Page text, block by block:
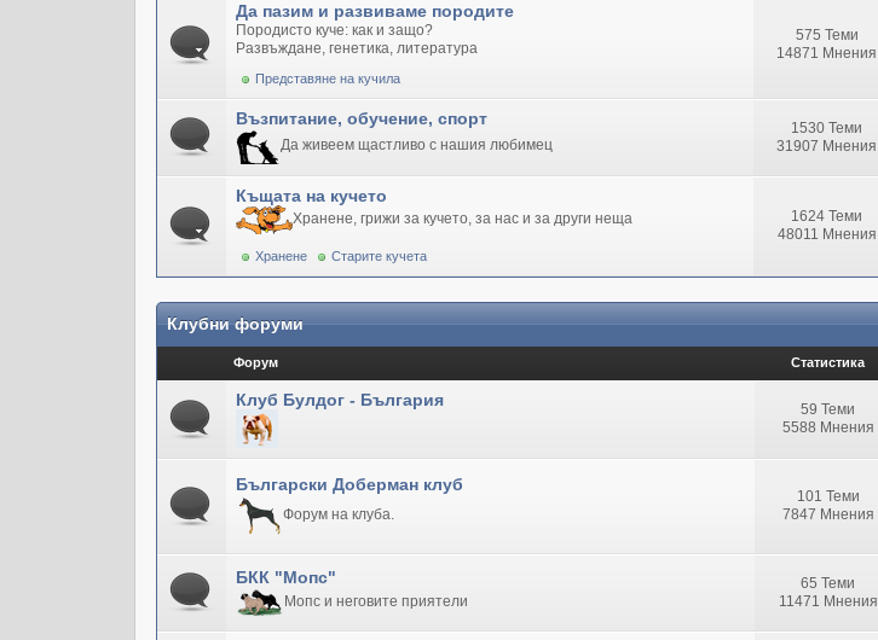
Да пазим и развиваме породите
Породисто куче: как и защо?
Развъждане, генетика, литература
Представяне на кучила
575 Теми
14871 Мнения
Възпитание, обучение, спорт
Да живеем щастливо с нашия любимец
1530 Теми
31907 Мнения
Къщата на кучето
Хранене, грижи за кучето, за нас и за други неща
Хранене Старите кучета
1624 Теми
48011 Мнения
Клубни форуми
Форум Статистика
Клуб Булдог - България
59 Теми
5588 Мнения
Български Доберман клуб
Форум на клуба.
101 Теми
7847 Мнения
БКК "Мопс"
Мопс и неговите приятели
65 Теми
11471 Мнения